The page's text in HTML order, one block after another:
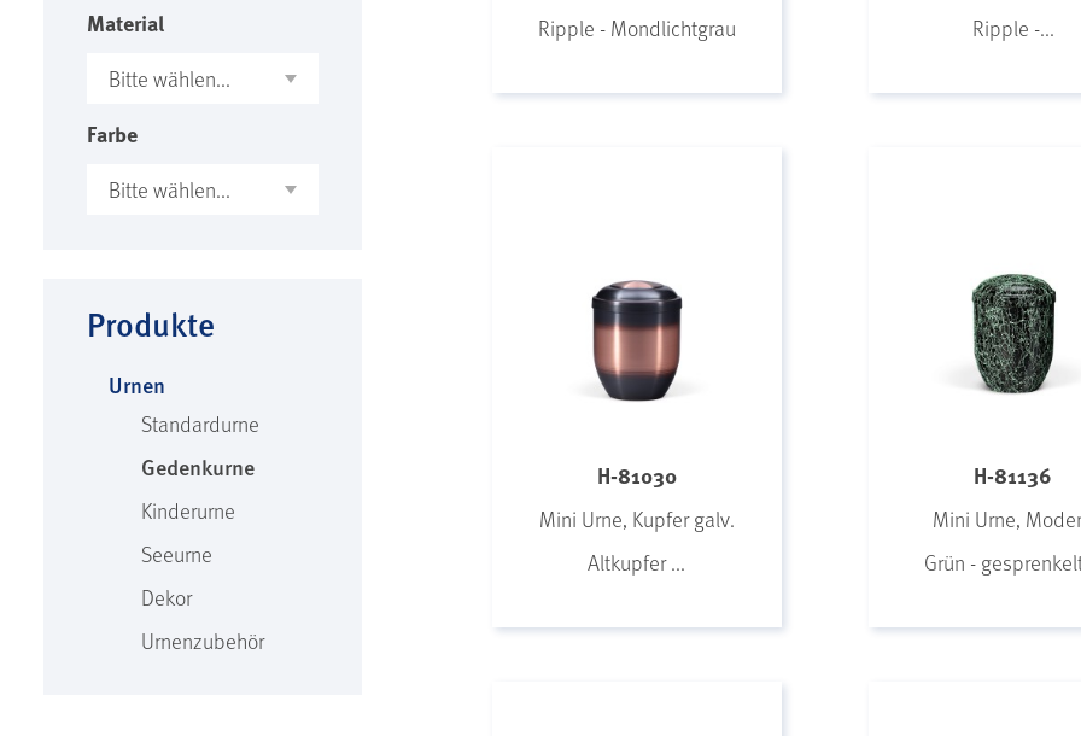
Material
Farbe
Produkte
Urnen
Standardurne
Gedenkurne
Kinderurne
Seeurne
Dekor
Urnenzubehör
Ripple - Mondlichtgrau
Ripple -...
H-81030
Mini Urne, Kupfer galv.
Altkupfer ...
H-81136
Mini Urne,
Grün -